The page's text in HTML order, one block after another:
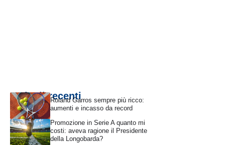
Articoli recentiRoland Garros sempre più ricco:
aumenti e incasso da record
Promozione in Serie A quanto mi
costi: aveva ragione il Presidente
della Longobarda?